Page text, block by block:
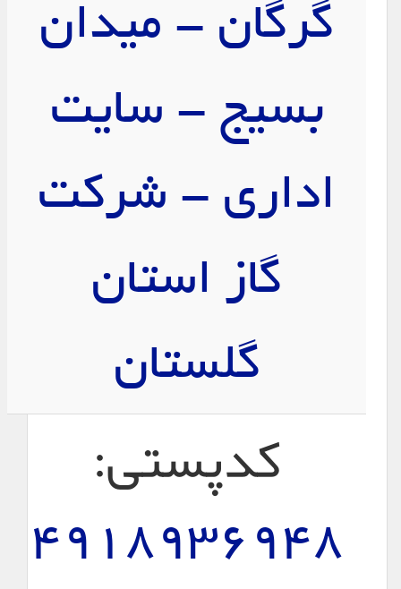
گرگان - ميدان
بسيج - سايت
اداری - شركت
گاز استان
گلستان
کدپستی:
4918936948